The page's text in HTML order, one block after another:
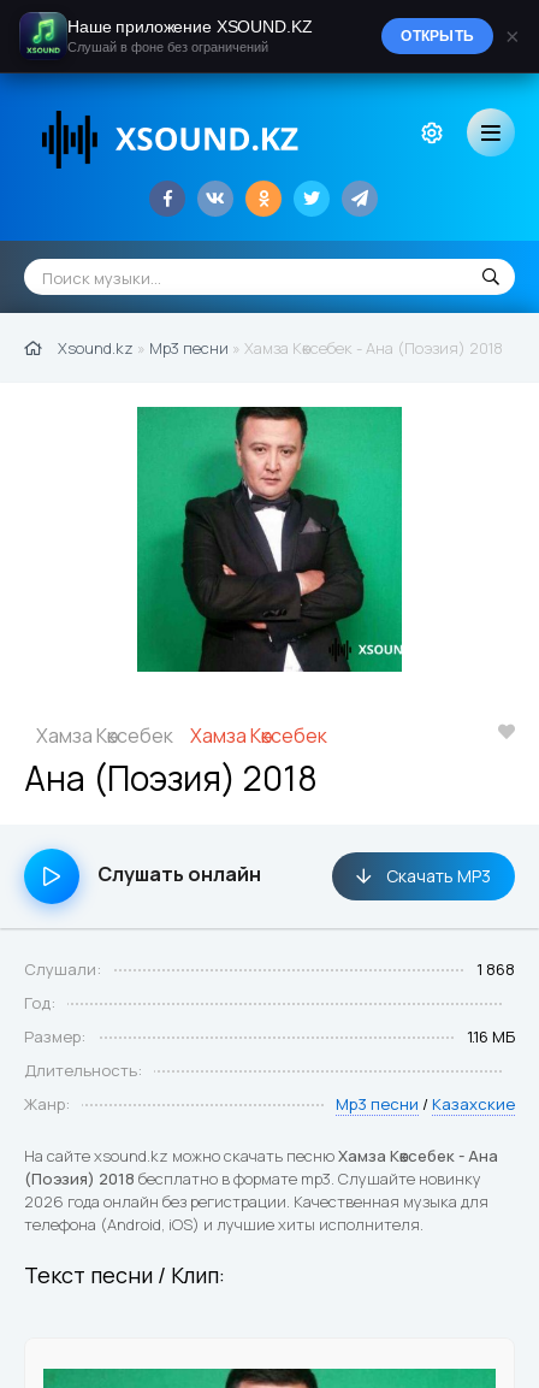
Xsound.kz » Mp3 песни » Хамза Көксебек - Ана (Поэзия) 2018
Хамза Көксебек Хамза Көксебек
Ана (Поэзия) 2018
Слушать онлайн Скачать MP3
Слушали:
1 868
Год:
Размер:
1.16 МБ
Длительность:
Жанр:
Mp3 песни / Казахские
На сайте xsound.kz можно скачать песнюХамза Көксебек - Ана
(Поэзия) 2018 бесплатно в формате mp3. Слушайте новинку
2026 года онлайн без регистрации. Качественная музыка для
телефона (Android, iOS) и лучшие хиты исполнителя.
Текст песни / Клип:
Наше приложение XSOUND.KZ
Слушай в фоне без ограничений
ОТКРЫТЬ ×